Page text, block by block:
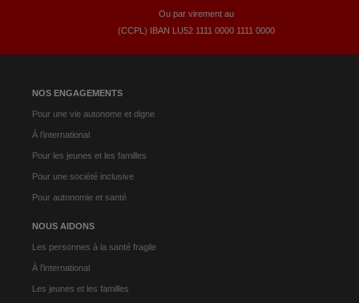
NOS ENGAGEMENTS
Pour une vie autonome et digne
À l’international
Pour les jeunes et les familles
Pour une société inclusive
Pour autonomie et santé
NOUS AIDONS
Les personnes à la santé fragile
À l’international
Les jeunes et les familles
Ou par virement au
(CCPL) IBAN LU52​ 1111​ 0000​ 1111​ 0000